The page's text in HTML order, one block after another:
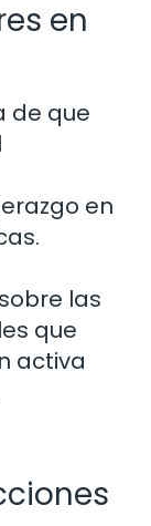
en
de que
en
las
que
activa